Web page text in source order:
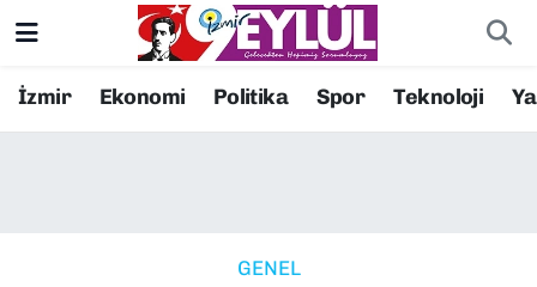
İzmir Ekonomi Politika Spor Teknoloji
GENEL
Resmi İlanlar
Konak Nöbetçi Eczaneler
Süper Lig Puan Durumu ve Fikstür